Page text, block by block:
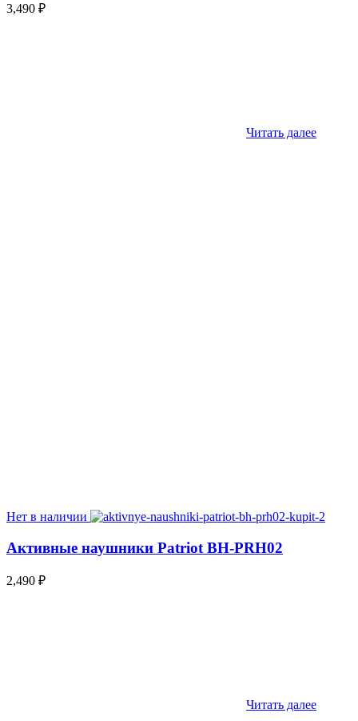
3,490 ₽
Читать далее
Нет в наличии
Активные наушники Patriot BH-PRH02
2,490 ₽
Читать далее